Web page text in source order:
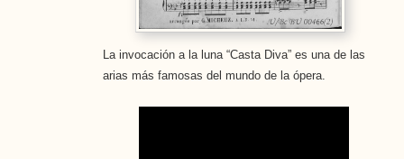
La invocación a la luna “Casta Diva” es una de las
arias más famosas del mundo de la ópera.